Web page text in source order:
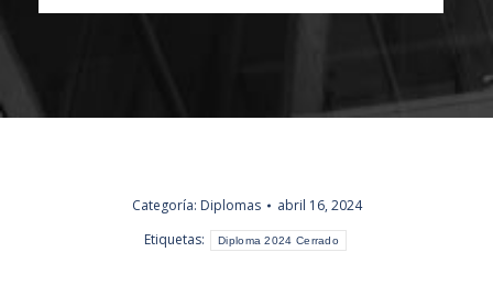
Categoría: Diplomas
abril 16, 2024
Etiquetas:
Diploma 2024 Cerrado